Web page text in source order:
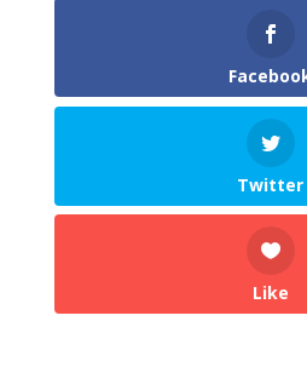
Twitter
Like